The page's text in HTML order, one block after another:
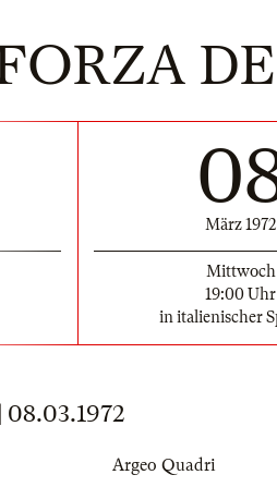
März 1972
Mittwoch
19:00 Uhr
in italienischer
Argeo Quadri